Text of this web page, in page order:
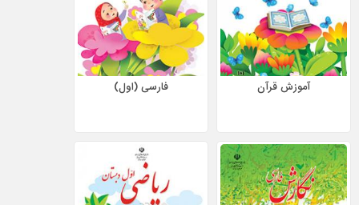
آموزش قرآن فارسی (اول)